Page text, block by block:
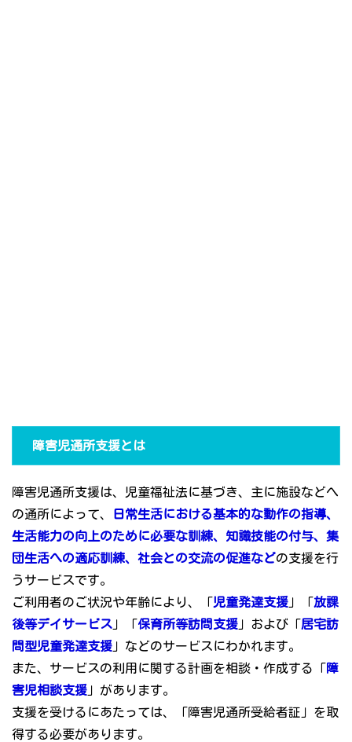
障害児通所支援とは
障害児通所支援は、児童福祉法に基づき、主に施設などへ
の通所によって、
日常生活における基本的な動作の指導、
生活能力の向上のために必要な訓練、知識技能の付与、集
団生活への適応訓練、社会との交流の促進などの支援を行
うサービスです。
ご利用者のご状況や年齢により、「児童発達支援 」「放課
後等デイサービス 」「保育所等訪問支援 」および「居宅訪
問型児童発達支援 」などのサービスにわかれます。
また、サービスの利用に関する計画を相談・作成する「障
害児相談支援 」があります。
支援を受けるにあたっては、「障害児通所受給者証」を取
得する必要があります。